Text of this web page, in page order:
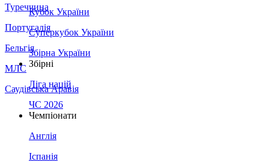
Туреччина
Португалія
Бельгія
МЛС
Саудівська Аравія
Кубок України
Суперкубок України
Збірна України
Збірні
Ліга націй
ЧС 2026
Чемпіонати
Англія
Іспанія